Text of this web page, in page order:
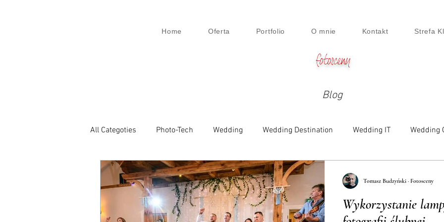
Home Oferta Portfolio O mnie Kontakt Strefa
fotosceny
Blog
All Categoties Photo-Tech Wedding Wedding Destination Wedding IT Wedding
Wedding PL Wedding Venice Family Engagement
Architecture Event Business Session Food Maternity
Wykorzystanie
Tomasz Budzyński · Fotosceny